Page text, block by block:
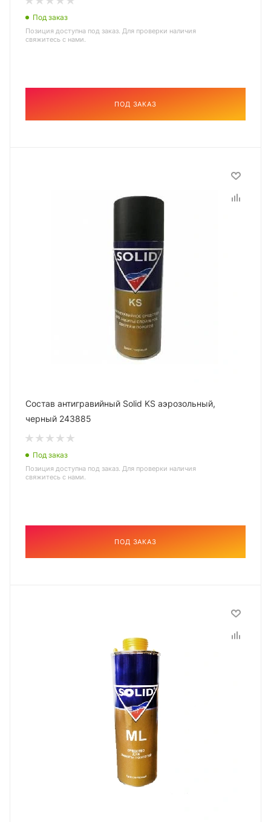
Под заказ
Позиция доступна под заказ. Для проверки наличия
свяжитесь с нами.
ПОД ЗАКАЗ
Состав антигравийный Solid KS аэрозольный,
черный 243885
Под заказ
Позиция доступна под заказ. Для проверки наличия
свяжитесь с нами.
ПОД ЗАКАЗ